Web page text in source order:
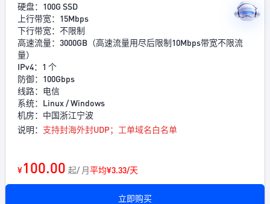
硬盘：100G SSD
上行带宽：15Mbps
下行带宽：不限制
高速流量：3000GB（高速流量用尽后限制10Mbps带宽不限流
量）
IPv4：1 个
防御：100Gbps
线路：电信
系统：Linux / Windows
机房：中国浙江宁波
说明： 支持封海外封UDP；工单域名白名单
¥100.00 起/ 月平均¥3.33/天
立即购买